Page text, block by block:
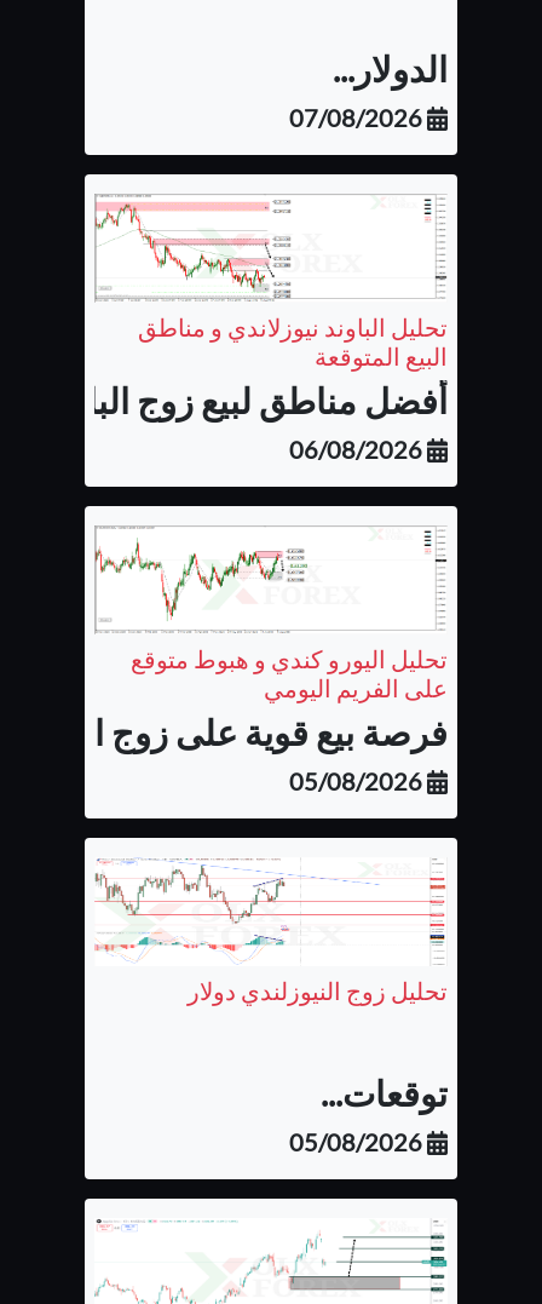
الدولار...
07/08/2026
تحليل الباوند نيوزلاندي و مناطق
البيع المتوقعة
أفضل مناطق لبيع زوج الباوند
06/08/2026
تحليل اليورو كندي و هبوط متوقع
على الفريم اليومي
فرصة بيع قوية على زوج اليورو
05/08/2026
تحليل زوج النيوزلندي دولار
توقعات...
05/08/2026